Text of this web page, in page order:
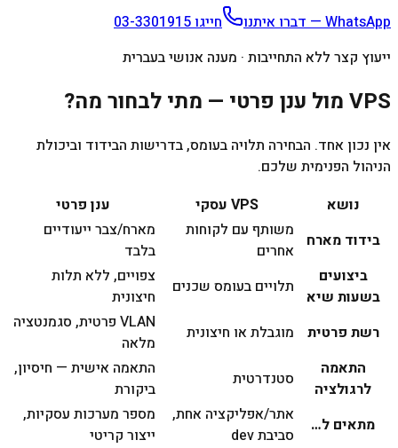
WhatsApp — דברו איתנו
חייגו03-3301915
ייעוץ קצר ללא התחייבות · מענה אנושי בעברית
VPS מול ענן פרטי — מתי לבחור מה?
אין נכון אחד. הבחירה תלויה בעומס, בדרישות הבידוד וביכולת
הניהול הפנימית שלכם.
נושא
VPS עסקי
ענן פרטי
בידוד מארח
משותף עם לקוחות
אחרים
מארח/צבר ייעודיים
בלבד
ביצועים
בשעות שיא
תלויים בעומס שכנים
צפויים, ללא תלות
חיצונית
רשת פרטית
מוגבלת או חיצונית
VLAN פרטית, סגמנטציה
מלאה
התאמה
לרגולציה
סטנדרטית
התאמה אישית — חיסיון,
ביקורת
מתאים ל…
אתר/אפליקציה אחת,
סביבת dev
מספר מערכות עסקיות,
ייצור קריטי